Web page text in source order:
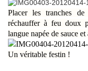
Placer les tranches
réchauffer à feu doux
langue napée de sauce
Un véritable festin !